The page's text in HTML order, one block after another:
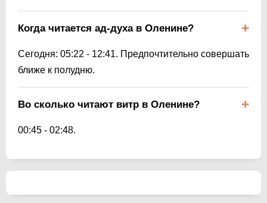
Когда читается ад-духа в Оленине?
Сегодня: 05:22 - 12:41. Предпочтительно совершать
ближе к полудню.
Во сколько читают витр в Оленине?
00:45 - 02:48.